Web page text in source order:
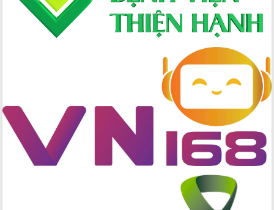
Ứng dụng sinh trắc học - Bước tiến
trong hành trình chuyển đổi số tại Đắk
Tập huấn nâng cao năng lực triển khai
chuyển đổi số cho cán bộ, công chức
cấp xã
Đắk Lắk phát động hưởng ứng Ngày
Quyền của người tiêu dùng Việt Nam